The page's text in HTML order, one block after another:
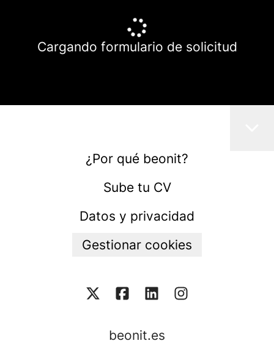
Cargando formulario de solicitud
¿Por qué beonit?
Sube tu CV
Datos y privacidad
Gestionar cookies
beonit.es